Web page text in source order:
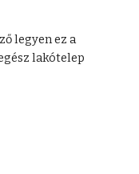
legyen ez a
lakótelep